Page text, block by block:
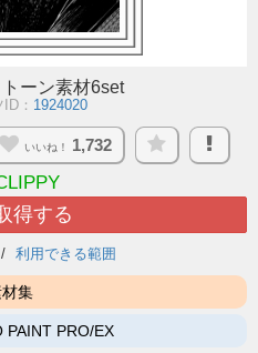
ーン素材6set
： 1924020
いいね！ 1,732
得する
利用できる範囲
集
PAINT PRO/EX